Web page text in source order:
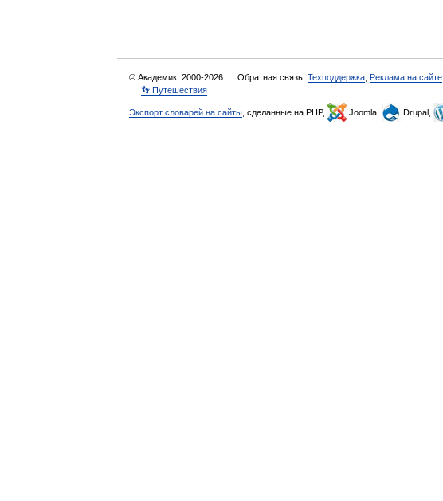
© Академик, 2000-2026 Обратная связь: Техподдержка Реклама на сайте
👣 Путешествия
Экспорт словарей на сайты , сделанные на PHP, Joomla, Drupal,